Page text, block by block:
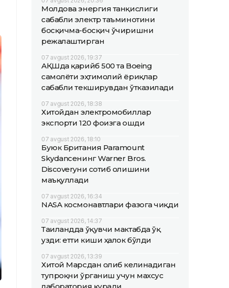
Молдова энергия танқислиги
сабабли электр таъминотини
босқичма-босқич ўчиришни
режалаштирган
07 avgust 2026, 19:37
АҚШда қарийб 500 та Boeing
самолёти эҳтимолий ёриқлар
сабабли текширувдан ўтказилади
07 avgust 2026, 18:38
Хитойдан электромобиллар
экспорти 120 фоизга ошди
07 avgust 2026, 18:10
Буюк Британия Paramount
Skydanceнинг Warner Bros.
Discoveryни сотиб олишини
маъқуллади
07 avgust 2026, 16:34
NASA космонавтлари фазога чиқди
07 avgust 2026, 14:37
Таиландда ўқувчи мактабда ўқ
узди: етти киши ҳалок бўлди
07 avgust 2026, 13:39
Хитой Марсдан олиб келинадиган
тупроқни ўрганиш учун махсус